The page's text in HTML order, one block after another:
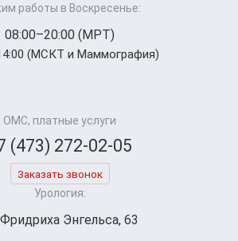
работы в Воскресенье:
08:00–20:00 (МРТ)
(МСКТ и Маммография)
ОМС, платные услуги
(473) 272-02-05
Заказать звонок
Урология:
Энгельса, 63